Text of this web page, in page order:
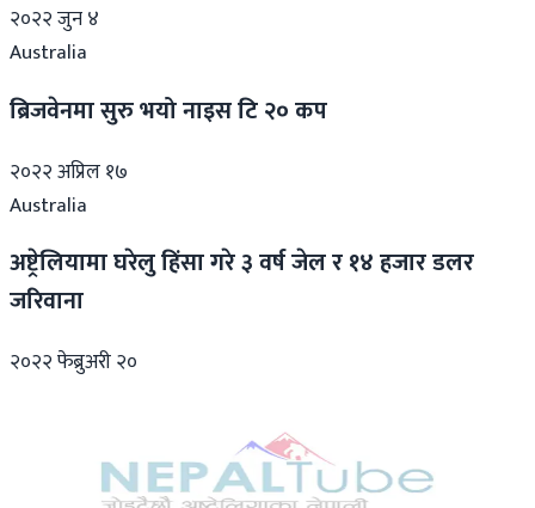
२०२२ जुन ४
Australia
ब्रिजवेनमा सुरु भयो नाइस टि २० कप
२०२२ अप्रिल १७
Australia
अष्ट्रेलियामा घरेलु हिंसा गरे ३ वर्ष जेल र १४ हजार डलर
जरिवाना
२०२२ फेब्रुअरी २०
‘अष्ट्रेलिया डे’मा ब्रिजवेनमा नेपालीको भव्य कार्यक्रम,
सरकारले दियो अनुदान